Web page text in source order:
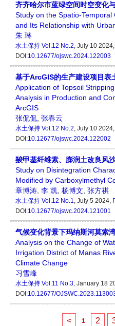
齐齐哈尔市蓝绿空间时空变化
Study on the Spatio-
and Its Relationship with
朱 琳
水土保持 Vol.12 No.2, July 10 2024,
DOI:10.12677/ojswc.2024.122003
基于ArcGIS的生产建设项目表
Application of Topsoil
Analysis in Production and
ArcGIS
张侃侃 张春云
水土保持 Vol.12 No.2, July 10 2024,
DOI:10.12677/ojswc.2024.122002
羧甲基纤维素、膨润土改良风
Study on Disintegration
Modified by Carboxylmethyl
章博涛 李 凯 杨博文 张方祺
水土保持 Vol.12 No.1, July 5 2024,
DOI:10.12677/ojswc.2024.121001
气候变化背景下玛纳斯河莫索
Analysis on the Change of
Irrigation District of Manas
Climate Change
习雪峰
水土保持 Vol.11 No.3, January 18
DOI:10.12677/
< 1 2